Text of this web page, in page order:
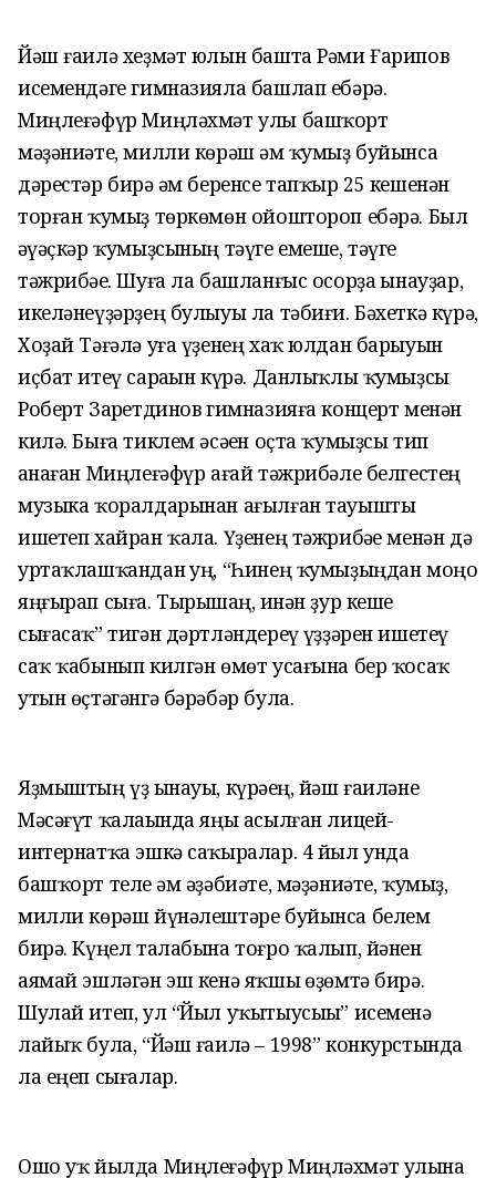
Йәш ғаилә хеҙмәт юлын башта Рәми Ғарипов
исемендәге гимназияла башлап ебәрә.
Миңлеғәфүр Миңләхмәт улы башҡорт
мәҙәниәте, милли көрәш һәм ҡумыҙ буйынса
дәрестәр бирә һәм беренсе тапҡыр 25 кешенән
торған ҡумыҙ төркөмөн ойоштороп ебәрә. Был
һәүәҫкәр ҡумыҙсының тәүге емеше, тәүге
тәжрибәһе. Шуға ла башланғыс осорҙа һынауҙар,
икеләнеүҙәрҙең булыуы ла тәбиғи. Бәхеткә күрә,
Хоҙай Тәғәлә уға үҙенең хаҡ юлдан барыуын
иҫбат итеү сараһын күрә. Данлыҡлы ҡумыҙсы
Роберт Заһретдинов гимназияға концерт менән
килә. Быға тиклем әсәһен оҫта ҡумыҙсы тип
һанаған Миңлеғәфүр ағай тәжрибәле белгестең
музыка ҡоралдарынан ағылған тауышты
ишетеп хайран ҡала. Үҙенең тәжрибәһе менән дә
уртаҡлашҡандан һуң, “Һинең ҡумыҙыңдан моңо
яңғырап сыға. Тырышһаң, һинән ҙур кеше
сығасаҡ” тигән дәртләндереү һүҙҙәрен ишетеү
саҡ ҡабынып килгән өмөт усағына бер ҡосаҡ
утын өҫтәгәнгә бәрәбәр була.
Яҙмыштың үҙ һынауы, күрәһең, йәш ғаиләне
Мәсәғүт ҡалаһында яңы асылған лицей-
интернатҡа эшкә саҡыралар. 4 йыл унда
башҡорт теле һәм әҙәбиәте, мәҙәниәте, ҡумыҙ,
милли көрәш йүнәлештәре буйынса белем
бирә. Күңел талабына тоғро ҡалып, йәнен
аямай эшләгән эш кенә яҡшы һөҙөмтә бирә.
Шулай итеп, ул “Йыл уҡытыусыһы” исеменә
лайыҡ була, “Йәш ғаилә – 1998” конкурстында
ла еңеп сығалар.
Ошо уҡ йылда Миңлеғәфүр Миңләхмәт улына